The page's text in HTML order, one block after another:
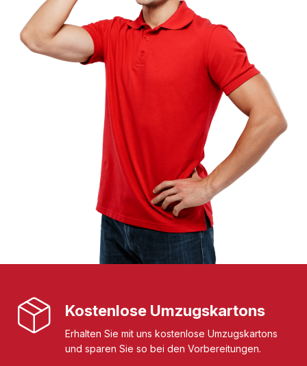
Kostenlose Umzugskartons
Erhalten Sie mit uns kostenlose Umzugskartons
und sparen Sie so bei den Vorbereitungen.